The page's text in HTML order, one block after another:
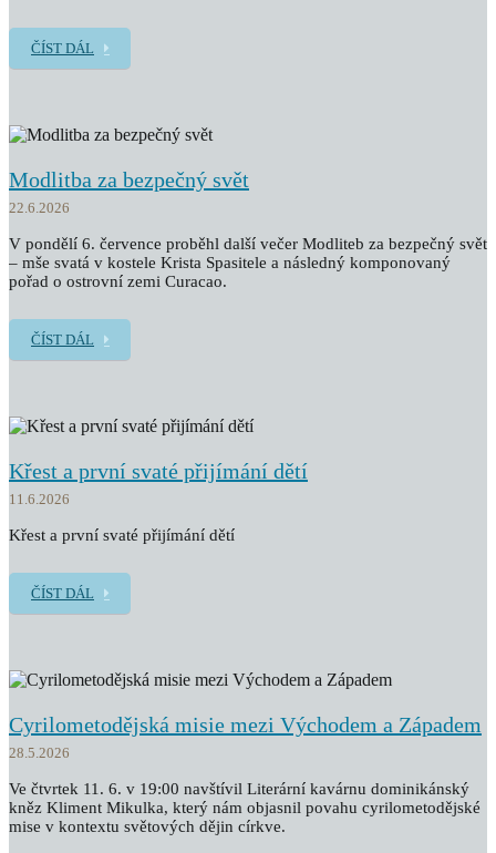
ČÍST DÁL
Modlitba za bezpečný svět
22.6.2026
V pondělí 6. července proběhl další večer Modliteb za bezpečný svět
– mše svatá v kostele Krista Spasitele a následný komponovaný
pořad o ostrovní zemi Curacao.
ČÍST DÁL
Křest a první svaté přijímání dětí
11.6.2026
Křest a první svaté přijímání dětí
ČÍST DÁL
Cyrilometodějská misie mezi Východem a Západem
28.5.2026
Ve čtvrtek 11. 6. v 19:00 navštívil Literární kavárnu dominikánský
kněz Kliment Mikulka, který nám objasnil povahu cyrilometodějské
mise v kontextu světových dějin církve.